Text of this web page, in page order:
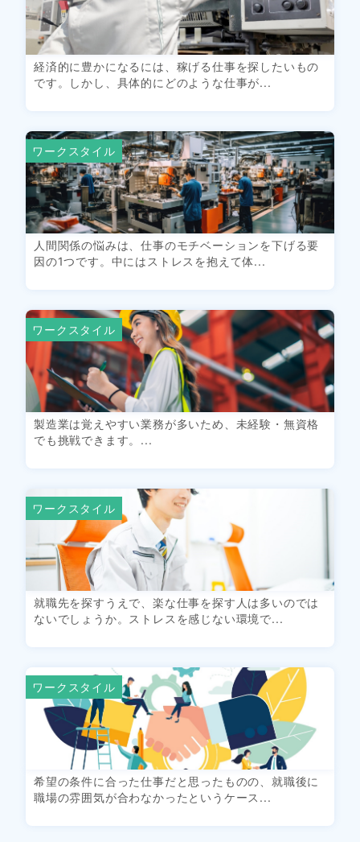
経済的に豊かになるには、稼げる仕事を探したいもの
です。しかし、具体的にどのような仕事が...
ワークスタイル
人間関係の悩みは、仕事のモチベーションを下げる要
因の1つです。中にはストレスを抱えて体...
ワークスタイル
製造業は覚えやすい業務が多いため、未経験・無資格
でも挑戦できます。...
ワークスタイル
就職先を探すうえで、楽な仕事を探す人は多いのでは
ないでしょうか。ストレスを感じない環境で...
ワークスタイル
希望の条件に合った仕事だと思ったものの、就職後に
職場の雰囲気が合わなかったというケース...